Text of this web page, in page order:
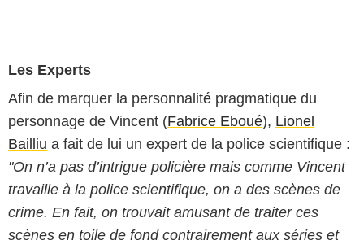
Les Experts
Afin de marquer la personnalité pragmatique du
personnage de Vincent (Fabrice Eboué), Lionel
Bailliu a fait de lui un expert de la police scientifique :
"On n’a pas d’intrigue policière mais comme Vincent
travaille à la police scientifique, on a des scènes de
crime. En fait, on trouvait amusant de traiter ces
scènes en toile de fond contrairement aux séries et